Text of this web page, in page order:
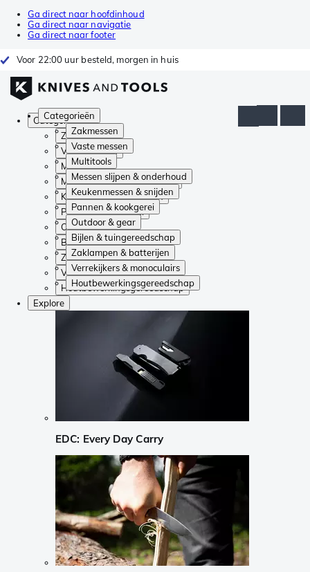
Ga direct naar hoofdinhoud
Ga direct naar navigatie
Ga direct naar footer
Voor 22:00 uur besteld, morgen in huis
Categorieën
Zakmessen
Vaste messen
Multitools
Messen slijpen & onderhoud
Keukenmessen & snijden
Pannen & kookgerei
Outdoor & gear
Bijlen & tuingereedschap
Zaklampen & batterijen
Verrekijkers & monoculairs
Houtbewerkingsgereedschap
Categorieën
Zakmessen
Vaste messen
Multitools
Messen slijpen & onderhoud
Keukenmessen & snijden
Pannen & kookgerei
Outdoor & gear
Bijlen & tuingereedschap
Zaklampen & batterijen
Verrekijkers & monoculairs
Houtbewerkingsgereedschap
Explore
EDC: Every Day Carry